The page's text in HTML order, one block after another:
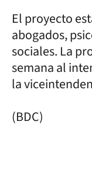
El proyecto
abogados,
sociales. La
semana al
la
(BDC)